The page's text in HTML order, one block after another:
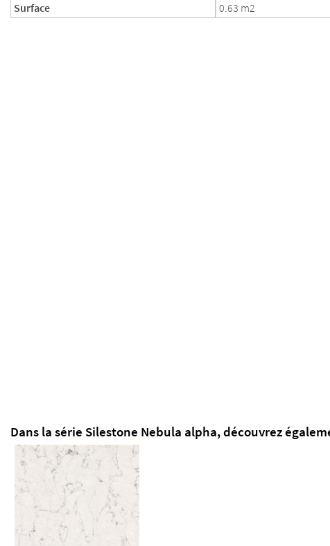
Surface
0.63 m2
Dans la série Silestone Nebula alpha, découvrez